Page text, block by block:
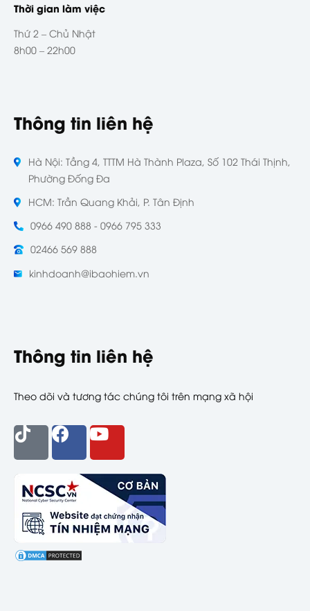
Thời gian làm việc
Thứ 2 – Chủ Nhật
8h00 – 22h00
Thông tin liên hệ
Hà Nội: Tầng 4, TTTM Hà Thành Plaza, Số 102 Thái Thịnh,
Phường Đống Đa
HCM: Trần Quang Khải, P. Tân Định
0966 490 888 - 0966 795 333
02466 569 888
kinhdoanh@ibaohiem.vn
Thông tin liên hệ
Theo dõi và tương tác chúng tôi trên mạng xã hội